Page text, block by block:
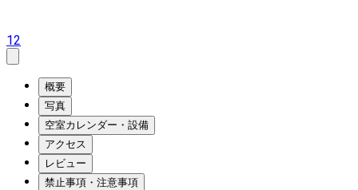
12
概要
写真
空室カレンダー・設備
アクセス
レビュー
禁止事項・注意事項